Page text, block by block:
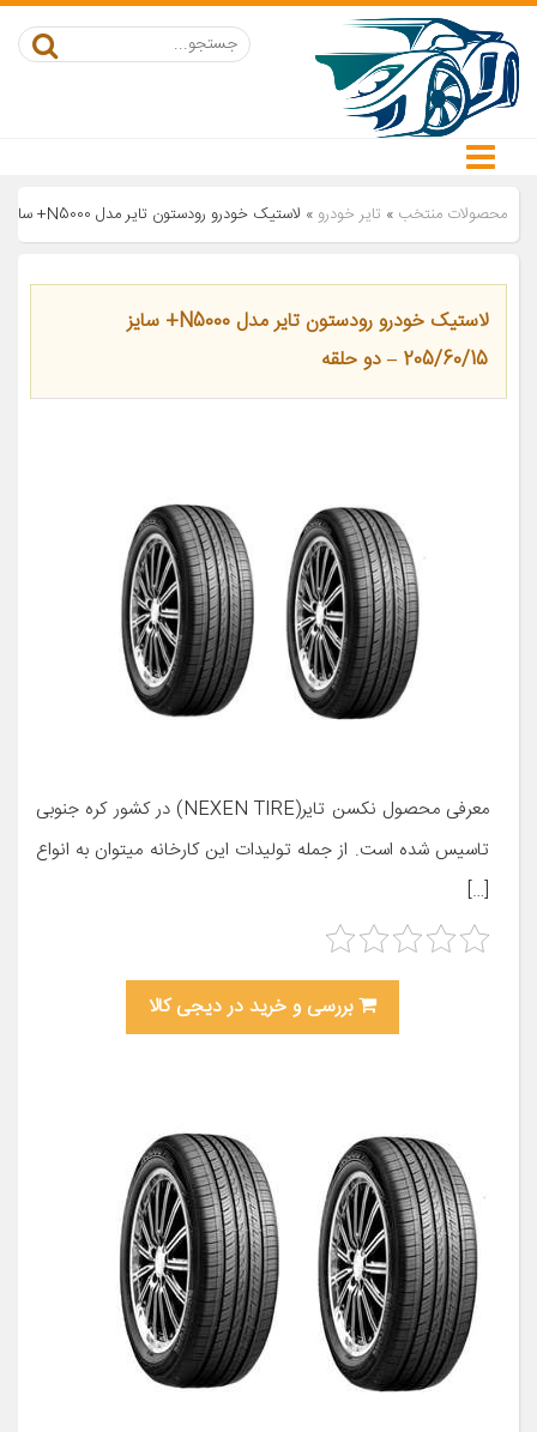
محصولات منتخب » تایر خودرو » لاستیک خودرو رودستون تایر مدل N5000+ سایز 205/60/15 – دو حلقه
لاستیک خودرو رودستون تایر مدل N5000+ سایز
205/60/15 – دو حلقه
معرفی محصول نکسن تایر(NEXEN TIRE) در کشور کره جنوبی
تاسیس شده است. از جمله تولیدات این کارخانه میتوان به انواع
[…]
بررسی و خرید در دیجی کالا